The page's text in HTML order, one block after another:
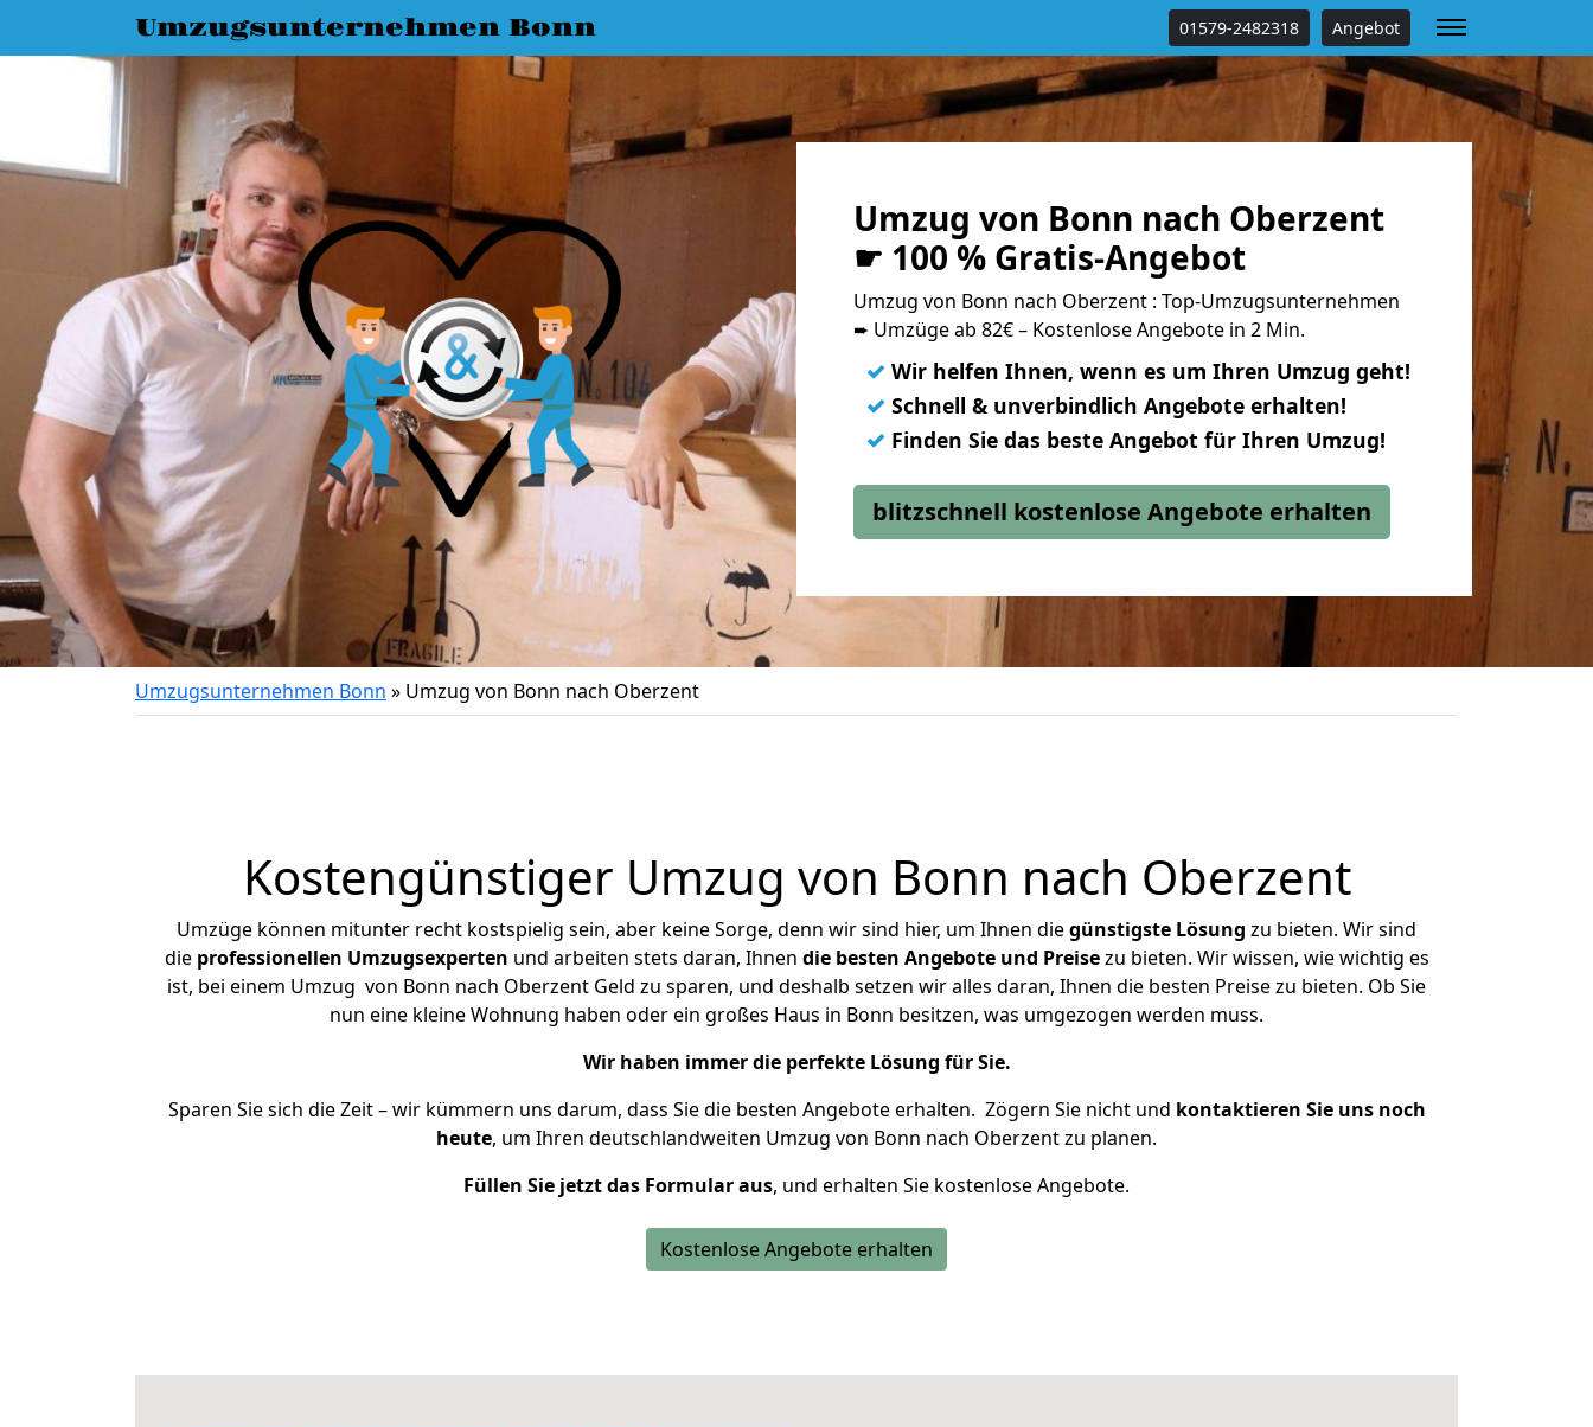
Umzugsunternehmen Bonn 01579-2482318 Angebot
Umzug von Bonn nach Oberzent
☛ 100 % Gratis-Angebot
Umzug von Bonn nach Oberzent : Top-Umzugsunternehmen
➨ Umzüge ab 82€ – Kostenlose Angebote in 2 Min.
✓ Wir helfen Ihnen, wenn es um Ihren Umzug geht!
✓ Schnell & unverbindlich Angebote erhalten!
✓ Finden Sie das beste Angebot für Ihren Umzug!
blitzschnell kostenlose Angebote erhalten
Umzugsunternehmen Bonn » Umzug von Bonn nach Oberzent
Kostengünstiger Umzug von Bonn nach Oberzent
Umzüge können mitunter recht kostspielig sein, aber keine Sorge, denn wir sind hier, um Ihnen diegünstigste Lösung zu bieten. Wir sind
die professionellen Umzugsexperten und arbeiten stets daran, Ihnen die besten Angebote und Preisezu bieten. Wir wissen, wie wichtig es
ist, bei einem Umzug von Bonn nach Oberzent Geld zu sparen, und deshalb setzen wir alles daran, Ihnen die besten Preise zu bieten. Ob Sie
nun eine kleine Wohnung haben oder ein großes Haus in Bonn besitzen, was umgezogen werden muss.
Wir haben immer die perfekte Lösung für Sie.
Sparen Sie sich die Zeit – wir kümmern uns darum, dass Sie die besten Angebote erhalten. Zögern Sie nicht und kontaktieren Sie uns noch
heute, um Ihren deutschlandweiten Umzug von Bonn nach Oberzent zu planen.
Füllen Sie jetzt das Formular aus, und erhalten Sie kostenlose Angebote.
Kostenlose Angebote erhalten